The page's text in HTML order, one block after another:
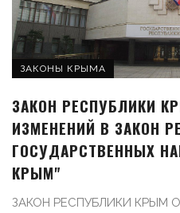
ЗАКОНЫ КРЫМА
ЗАКОН РЕСПУБЛИКИ
ИЗМЕНЕНИЙ В ЗАКОН
ГОСУДАРСТВЕННЫХ
КРЫМ"
ЗАКОН РЕСПУБЛИКИ КРЫМ О